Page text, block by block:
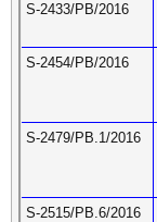
S-2433/PB/2016
S-2454/PB/2016
S-2479/PB.1/2016
S-2515/PB.6/2016